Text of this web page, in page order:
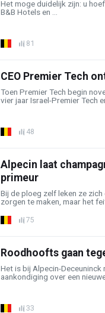
Het moge duidelijk zijn: u
B&B Hotels en ...
81
CEO Premier Tech
Toen Premier Tech begin
vier jaar Israel-Premier Tech en
48
Alpecin laat
primeur
Bij de ploeg zelf leken ze
zorgen te maken, maar het feit
75
Roodhoofts gaan
Het is bij Alpecin-
aankondiging over een nieuwe
33